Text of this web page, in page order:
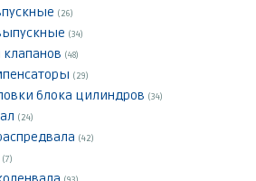
(26)
(34)
(48)
(29)
блока цилиндров (34)
(24)
(42)
(7)